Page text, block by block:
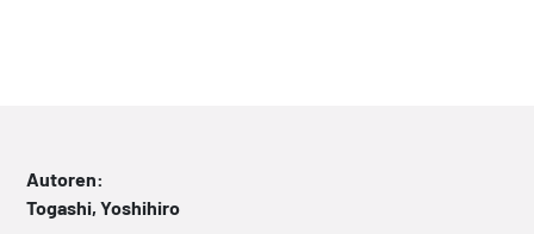
Autoren:
Togashi, Yoshihiro